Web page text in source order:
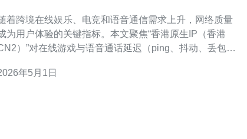
着跨境在线娱乐、电竞和语音通信需求上升，网络质量
为用户体验的关键指标。本文聚焦“香港原生IP（香港
）”对在线游戏与语音通话延迟（ping、抖动、丢包）
、CDN与高防DDoS的协同作用等角度进行评估，并给
年5月1日